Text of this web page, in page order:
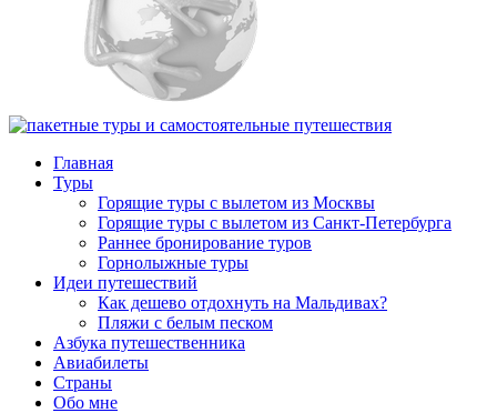
Главная
Туры
Горящие туры с вылетом из Москвы
Горящие туры с вылетом из Санкт-Петербурга
Раннее бронирование туров
Горнолыжные туры
Идеи путешествий
Как дешево отдохнуть на Мальдивах?
Пляжи с белым песком
Азбука путешественника
Авиабилеты
Страны
Обо мне